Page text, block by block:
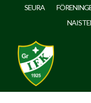
SEURA